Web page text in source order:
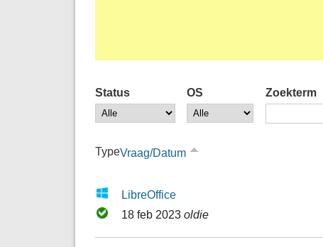
Status OS Zoekterm
TypeVraag/Datum
LibreOffice
18 feb 2023 oldie